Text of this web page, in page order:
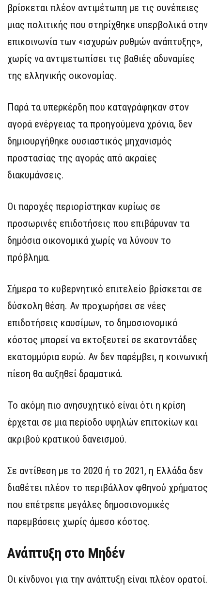
βρίσκεται πλέον αντιμέτωπη με τις συνέπειες
μιας πολιτικής που στηρίχθηκε υπερβολικά στην
επικοινωνία των «ισχυρών ρυθμών ανάπτυξης»,
χωρίς να αντιμετωπίσει τις βαθιές αδυναμίες
της ελληνικής οικονομίας.
Παρά τα υπερκέρδη που καταγράφηκαν στον
αγορά ενέργειας τα προηγούμενα χρόνια, δεν
δημιουργήθηκε ουσιαστικός μηχανισμός
προστασίας της αγοράς από ακραίες
διακυμάνσεις.
Οι παροχές περιορίστηκαν κυρίως σε
προσωρινές επιδοτήσεις που επιβάρυναν τα
δημόσια οικονομικά χωρίς να λύνουν το
πρόβλημα.
Σήμερα το κυβερνητικό επιτελείο βρίσκεται σε
δύσκολη θέση. Αν προχωρήσει σε νέες
επιδοτήσεις καυσίμων, το δημοσιονομικό
κόστος μπορεί να εκτοξευτεί σε εκατοντάδες
εκατομμύρια ευρώ. Αν δεν παρέμβει, η κοινωνική
πίεση θα αυξηθεί δραματικά.
Το ακόμη πιο ανησυχητικό είναι ότι η κρίση
έρχεται σε μια περίοδο υψηλών επιτοκίων και
ακριβού κρατικού δανεισμού.
Σε αντίθεση με το 2020 ή το 2021, η Ελλάδα δεν
διαθέτει πλέον το περιβάλλον φθηνού χρήματος
που επέτρεπε μεγάλες δημοσιονομικές
παρεμβάσεις χωρίς άμεσο κόστος.
Ανάπτυξη στο Μηδέν
Οι κίνδυνοι για την ανάπτυξη είναι πλέον ορατοί.